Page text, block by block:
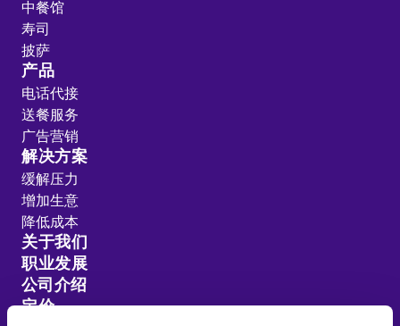
中餐馆
寿司
披萨
产品
电话代接
送餐服务
广告营销
解决方案
缓解压力
增加生意
降低成本
关于我们
职业发展
公司介绍
定价